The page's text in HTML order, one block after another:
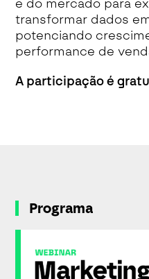
e do mercado para
transformar dados
potenciando
performance de
A participação é
Programa